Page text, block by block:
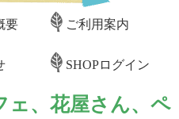
要 ご利用案内
SHOPログイン
ェ、花屋さん、ペ